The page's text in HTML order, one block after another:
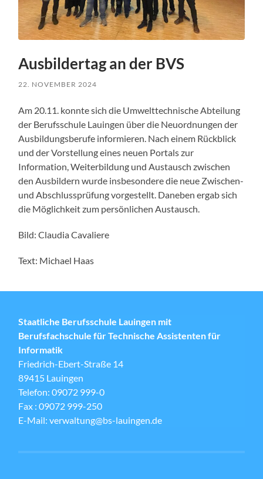
Ausbildertag an der BVS
22. NOVEMBER 2024
Am 20.11. konnte sich die Umwelttechnische Abteilung
der Berufsschule Lauingen über die Neuordnungen der
Ausbildungsberufe informieren. Nach einem Rückblick
und der Vorstellung eines neuen Portals zur
Information, Weiterbildung und Austausch zwischen
den Ausbildern wurde insbesondere die neue Zwischen-
und Abschlussprüfung vorgestellt. Daneben ergab sich
die Möglichkeit zum persönlichen Austausch.
Bild: Claudia Cavaliere
Text: Michael Haas
Staatliche Berufsschule Lauingen mit
Berufsfachschule für Technische Assistenten für
Informatik
Friedrich-Ebert-Straße 14
89415 Lauingen
Telefon: 09072 999-0
Fax : 09072 999-250
E-Mail: verwaltung@bs-lauingen.de